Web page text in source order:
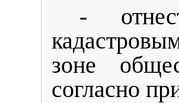
-
зоне
согласно